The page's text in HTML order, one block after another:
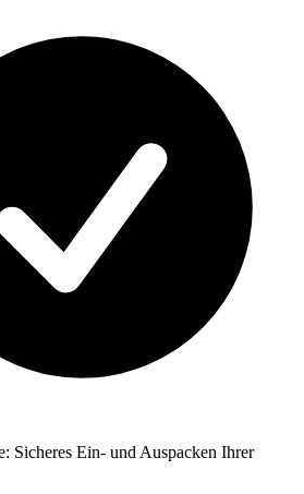
Sicheres Ein- und Auspacken Ihrer